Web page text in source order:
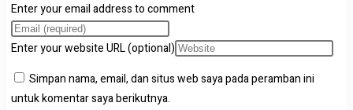
Enter your email address to comment
Enter your website URL (optional)
Simpan nama, email, dan situs web saya pada peramban ini
untuk komentar saya berikutnya.